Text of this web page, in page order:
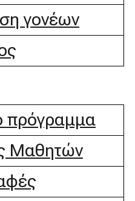
γονέων
πρόγραμμα
Μαθητών